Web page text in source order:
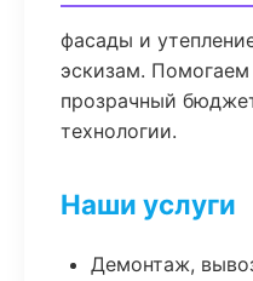
фасады и
эскизам.
прозрачный
технологии.
Наши услуги
Демонтаж,